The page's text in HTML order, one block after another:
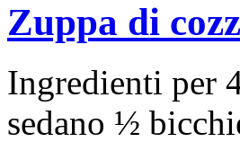
Zuppa di
Ingredienti per
sedano ½